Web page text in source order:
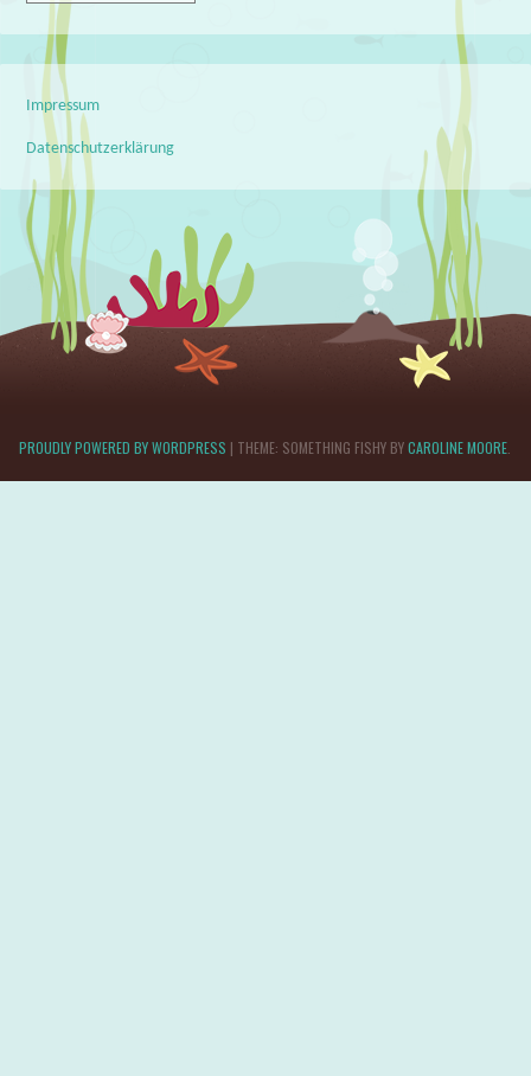
Impressum
Datenschutzerklärung
PROUDLY POWERED BY WORDPRESS | THEME: SOMETHING FISHY BYCAROLINE MOORE